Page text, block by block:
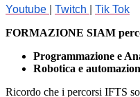
Youtube
Twitch
Tik Tok
FORMAZIONE SIAM
Programmazione e
Robotica e
Ricordo che i percorsi IFTS